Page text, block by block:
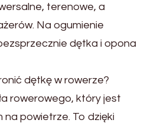
terenowe, a
Na ogumienie
dętka i opona
dętkę w rowerze?
rowerowego, który jest
na powietrze. To dzięki